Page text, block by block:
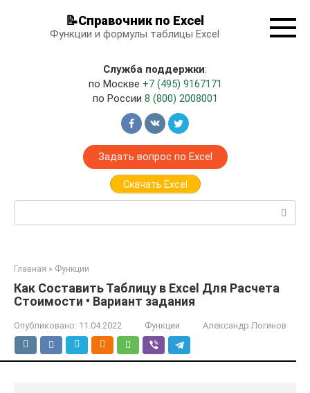
📝Справочник по Excel
Функции и формулы таблицы Excel
Служба поддержки:
по Москве +7 (495) 9167171
по России 8 (800) 2008001
Задать вопрос по Excel
Скачать Excel
Поиск:
Главная » Функции
Как Составить Таблицу в Excel Для Расчета
Стоимости • Вариант задания
Опубликовано: 11.04.2022 Функции Александр Логинов